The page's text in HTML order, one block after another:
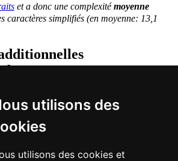
utilisons des
utilisons des cookies et
et a donc une complexitémoyenne
caractères simplifiés (en moyenne: 13,1
composants, mots
prononcent